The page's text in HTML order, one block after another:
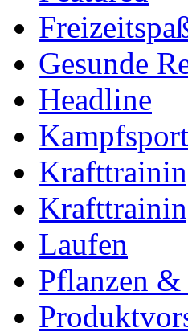
Gesunde
Headline
Kampfsport
Laufen
Pflanzen